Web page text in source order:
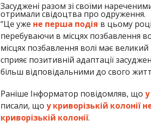
Засуджені разом зі своїми
отримали свідоцтва про одруження.
“Це уже не перша подія в цьому
перебуваючи в місцях позбавлення
місцях позбавлення волі має
сприяє позитивній адаптації
більш відповідальними до свого
Раніше Інформатор повідомляв, що
писали, що у криворізькій колонії
криворізькій колонії.